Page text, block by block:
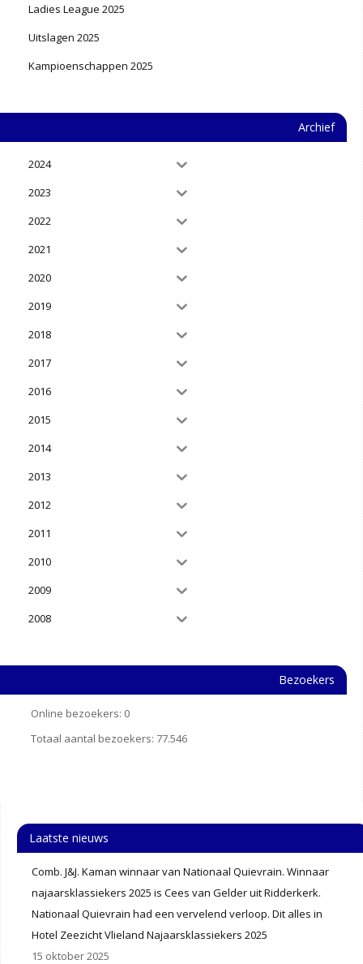
Ladies League 2025
Uitslagen 2025
Kampioenschappen 2025
Archief
2024
2023
2022
2021
2020
2019
2018
2017
2016
2015
2014
2013
2012
2011
2010
2009
2008
Bezoekers
Online bezoekers: 0
Totaal aantal bezoekers: 77.546
Laatste nieuws
Comb. J&J. Kaman winnaar van Nationaal Quievrain. Winnaar
najaarsklassiekers 2025 is Cees van Gelder uit Ridderkerk.
Nationaal Quievrain had een vervelend verloop. Dit alles in
Hotel Zeezicht Vlieland Najaarsklassiekers 2025
15 oktober 2025